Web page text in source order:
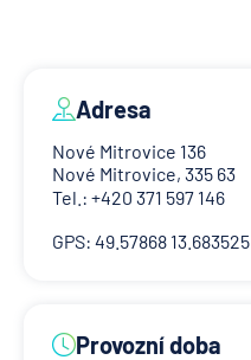
Adresa
Nové Mitrovice 136
Nové Mitrovice, 335 63
Tel.: +420 371 597 146
GPS: 49.57868 13.683525
Provozní doba